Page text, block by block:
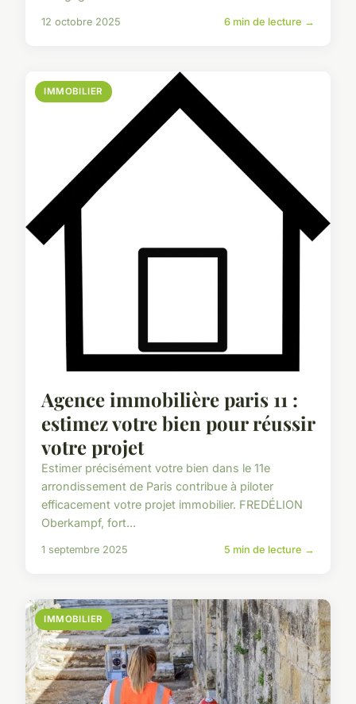
12 octobre 2025 6 min de lecture →
IMMOBILIER
Agence immobilière paris 11 :
estimez votre bien pour réussir
votre projet
Estimer précisément votre bien dans le 11e
arrondissement de Paris contribue à piloter
efficacement votre projet immobilier. FREDÉLION
Oberkampf, fort...
1 septembre 2025 5 min de lecture →
IMMOBILIER